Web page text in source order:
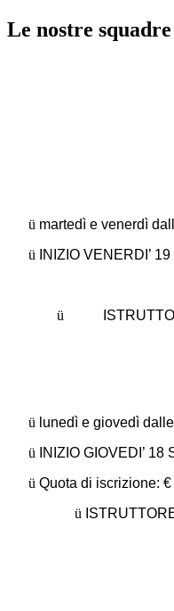
Le nostre squadre
ü martedì e venerdì
ü
INIZIO VENERDI’
ü
ü lunedì e giovedì
ü
INIZIO GIOVEDI’
ü Quota di iscrizione:
ü